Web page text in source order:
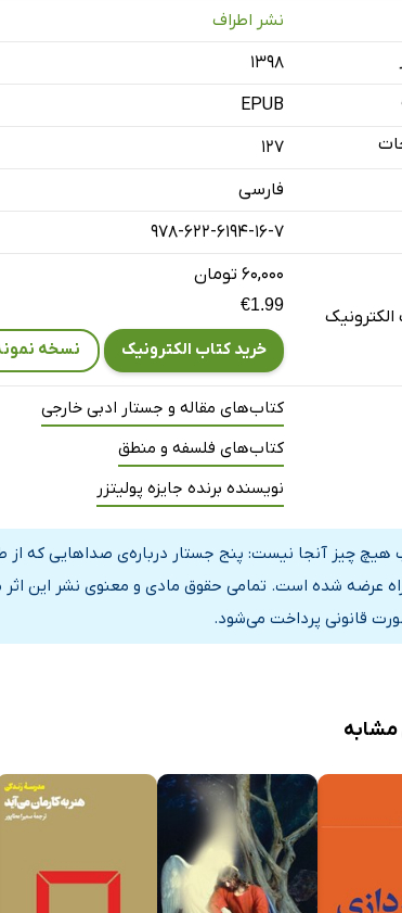
نشر اطراف
۱۳۹۸
EPUB
127
فارسی
978-622-6194-16-7
۶۰,۰۰۰ تومان
€1.99
خرید کتاب الکترونیک نسخه
کتاب‌های مقاله و جستار ادبی خارجی
کتاب‌های فلسفه و منطق
نویسنده برنده جایزه پولیتزر
هیچ چیز آنجا نیست: پنج جستار درباره‌ی صداهایی که از
عرضه شده است. تمامی حقوق مادی و معنوی نشر این
قانونی پرداخت می‌شود.